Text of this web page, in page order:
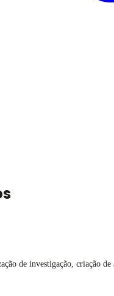
de investigação, criação